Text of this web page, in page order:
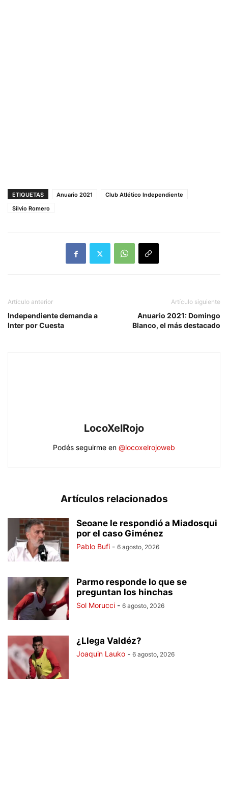
ETIQUETAS Anuario 2021
Club Atlético Independiente
Silvio Romero
Artículo anterior
Independiente demanda a
Inter por Cuesta
Artículo siguiente
Anuario 2021: Domingo
Blanco, el más destacado
LocoXelRojo
Podés seguirme en @locoxelrojoweb
Artículos relacionados
Seoane le respondió a Miadosqui
por el caso Giménez
Pablo Bufi - 6 agosto, 2026
Parmo responde lo que se
preguntan los hinchas
Sol Morucci - 6 agosto, 2026
¿Llega Valdéz?
Joaquin Lauko - 6 agosto, 2026